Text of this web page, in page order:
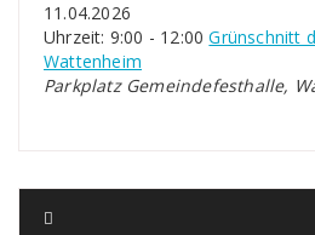
11.04.2026
Uhrzeit: 9:00 - 12:00Grünschnitt
Wattenheim
Parkplatz Gemeindefesthalle,